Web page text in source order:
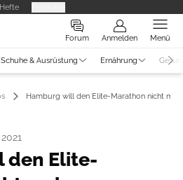
Hefte
Forum Anmelden Menü
Schuhe & Ausrüstung Ernährung
Hamburg will den Elite-Marathon nicht
den Elite-